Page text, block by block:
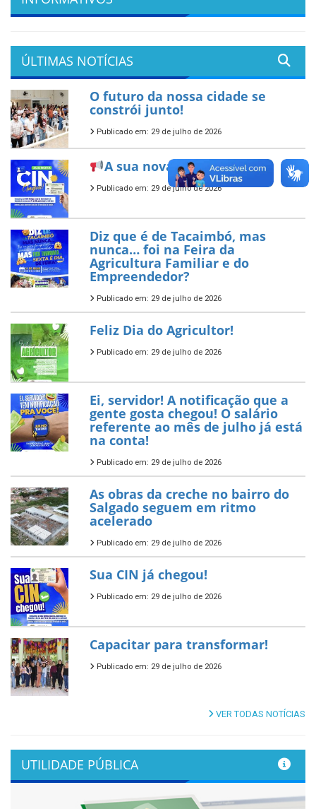
ÚLTIMAS NOTÍCIAS
O futuro da nossa cidade se
constrói junto!
Publicado em: 29 de julho de 2026
A sua nova CIN já chegou!
Publicado em: 29 de julho de 2026
Diz que é de Tacaimbó, mas
nunca… foi na Feira da
Agricultura Familiar e do
Empreendedor?
Publicado em: 29 de julho de 2026
Feliz Dia do Agricultor!
Publicado em: 29 de julho de 2026
Ei, servidor! A notificação que a
gente gosta chegou! O salário
referente ao mês de julho já está
na conta!
Publicado em: 29 de julho de 2026
As obras da creche no bairro do
Salgado seguem em ritmo
acelerado
Publicado em: 29 de julho de 2026
Sua CIN já chegou!
Publicado em: 29 de julho de 2026
Capacitar para transformar!
Publicado em: 29 de julho de 2026
VER TODAS NOTÍCIAS
UTILIDADE PÚBLICA